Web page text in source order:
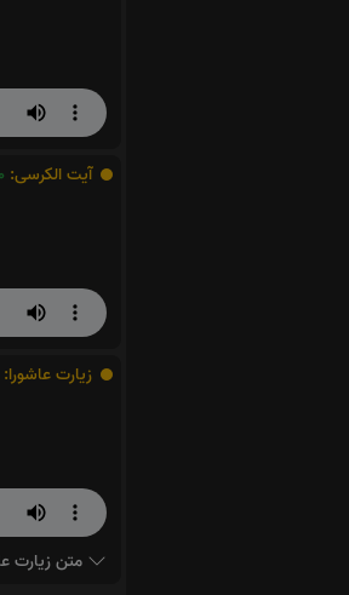
آیت الکرسی: 0
زیارت عاشورا:
متن زیارت